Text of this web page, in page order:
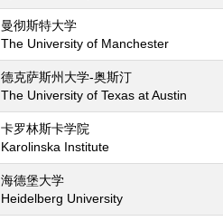
曼彻斯特大学
The University of Manchester
德克萨斯州大学-奥斯汀
The University of Texas at Austin
卡罗林斯卡学院
Karolinska Institute
海德堡大学
Heidelberg University